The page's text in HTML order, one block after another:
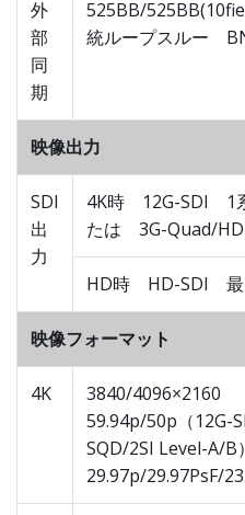
外
部
同
期
525BB/
統ループスルー
映像出力
SDI
出
力
4K時 12G-SDI 1
たは 3G-Quad/
HD時 HD-SDI
映像フォーマット
4K
3840/4096×2160
59.94p/50p（12G-
SQD/2SI Level-A/B）
29.97p/29.97PsF/